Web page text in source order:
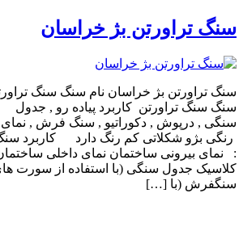
سنگ تراورتن بژ خراسان
سنگ تراورتن بژ خراسان نام سنگ سنگ
سنگ سنگ تراورتن کاربرد پیاده رو , جدول
سنگی , درپوش , دکوراتیو , سنگ فرش , نمای
رنگی بژو شکلاتی کم رنگ دارد کاربرد
: نمای بیرونی ساختمان نمای داخلی
کلاسیک جدول سنگی (با استفاده از سورت
سنگفرش (با […]